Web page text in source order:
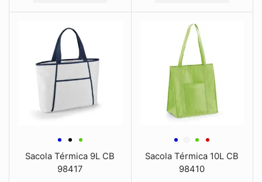
Sacola Térmica 9L CB
98417
Sacola Térmica 10L CB
98410